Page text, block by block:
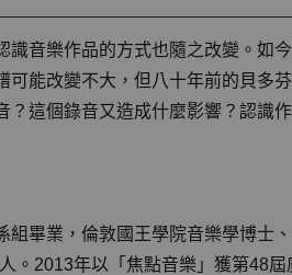
識音樂作品的方式也隨之改變。如
可能改變不大，但八十年前的貝多
？這個錄音又造成什麼影響？認識
組畢業，倫敦國王學院音樂學博士
。2013年以「焦點音樂」獲第48